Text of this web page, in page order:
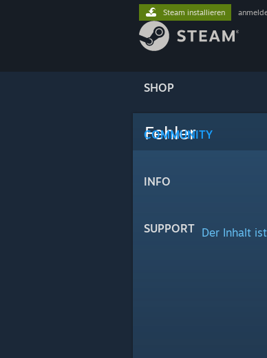
SHOP
COMMUNITY
INFO
SUPPORT
Steam installieren
Fehler
Der Inhalt